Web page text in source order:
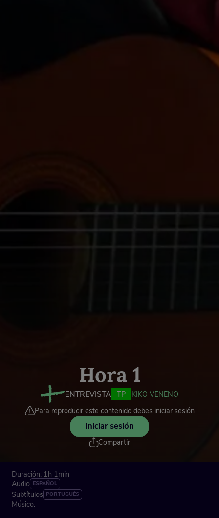
Hora 1
ENTREVISTA TP
KIKO VENENO
Para reproducir este contenido debes iniciar sesión
Iniciar sesión
Compartir
Duración: 1h 1min
Audio ESPAÑOL
Subtítulos PORTUGUÉS
Músico.